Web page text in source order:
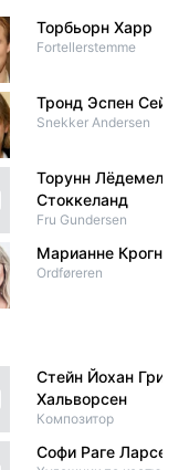
Торбьорн Харр
Fortellerstemme
Тронд Эспен Сейм
Snekker Andersen
Торунн Лёдемель
Стоккеланд
Fru Gundersen
Марианне Крогнесс
Ordføreren
Стейн Йохан Григ
Хальворсен
Композитор
Софи Раге Ларсен